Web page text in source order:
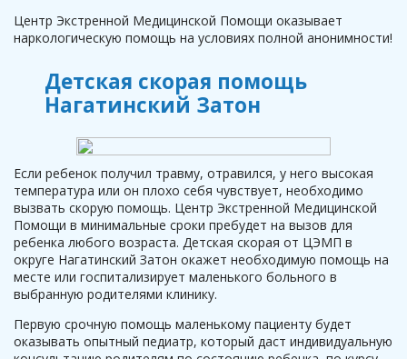
Центр Экстренной Медицинской Помощи оказывает
наркологическую помощь на условиях полной анонимности!
Детская скорая помощь
Нагатинский Затон
Если ребенок получил травму, отравился, у него высокая
температура или он плохо себя чувствует, необходимо
вызвать скорую помощь. Центр Экстренной Медицинской
Помощи в минимальные сроки пребудет на вызов для
ребенка любого возраста. Детская скорая от ЦЭМП в
округе Нагатинский Затон окажет необходимую помощь на
месте или госпитализирует маленького больного в
выбранную родителями клинику.
Первую срочную помощь маленькому пациенту будет
оказывать опытный педиатр, который даст индивидуальную